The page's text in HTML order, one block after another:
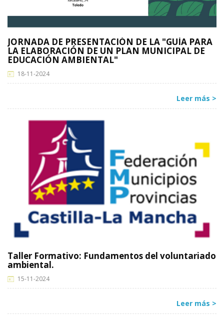
JORNADA DE PRESENTACIÓN DE LA "GUÍA PARA
LA ELABORACIÓN DE UN PLAN MUNICIPAL DE
EDUCACIÓN AMBIENTAL"
18-11-2024
Leer más >
Taller Formativo: Fundamentos del voluntariado
ambiental.
15-11-2024
Leer más >